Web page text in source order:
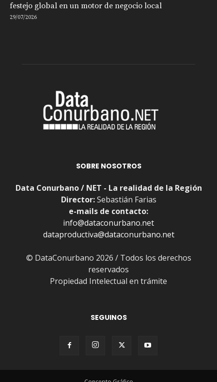
festejo global en un motor de negocio local
29/07/2026
SOBRE NOSOTROS
Data Conurbano / NET - La realidad de la Región
Director:Sebastián Farias
e-mails de contacto:
info@dataconurbano.net
dataproductiva@dataconurbano.net
© DataConurbano 2026 / Todos los derechos
reservados
Propiedad Intelectual en trámite
SEGUINOS